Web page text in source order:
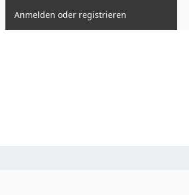
Anmelden oder registrieren